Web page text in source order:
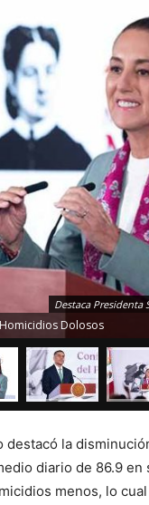
Destaca
Dolosos
destacó la
diario de 86.9
menos, lo